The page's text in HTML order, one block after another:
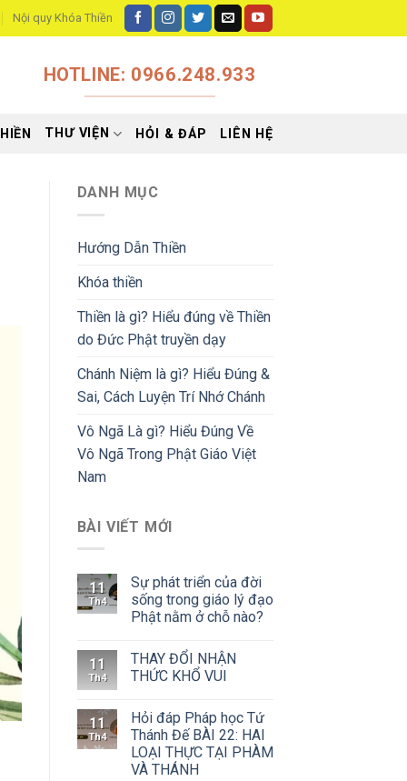
Nội quy Khóa Thiền
HOTLINE: 0966.248.933
THƯ VIỆN HỎI & ĐÁP LIÊN HỆ
DANH MỤC
Hướng Dẫn Thiền
Khóa thiền
Thiền là gì? Hiểu đúng về Thiền
do Đức Phật truyền dạy
Chánh Niệm là gì? Hiểu Đúng &
Sai, Cách Luyện Trí Nhớ Chánh
Vô Ngã Là gì? Hiểu Đúng Về
Vô Ngã Trong Phật Giáo Việt
Nam
BÀI VIẾT MỚI
11
Th4
Sự phát triển của đời
sống trong giáo lý đạo
Phật nằm ở chỗ nào?
11
Th4
THAY ĐỔI NHẬN
THỨC KHỔ VUI
11
Th4
Hỏi đáp Pháp học Tứ
Thánh Đế BÀI 22: HAI
LOẠI THỰC TẠI PHÀM
VÀ THÁNH